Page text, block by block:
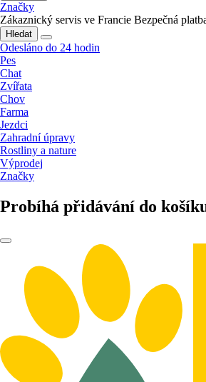
Značky
Zákaznický servis ve Francie Bezpečná
Hledat
Odesláno do 24 hodin
Pes
Chat
Zvířata
Chov
Farma
Jezdci
Zahradní úpravy
Rostliny a nature
Výprodej
Značky
Probíhá přidávání do